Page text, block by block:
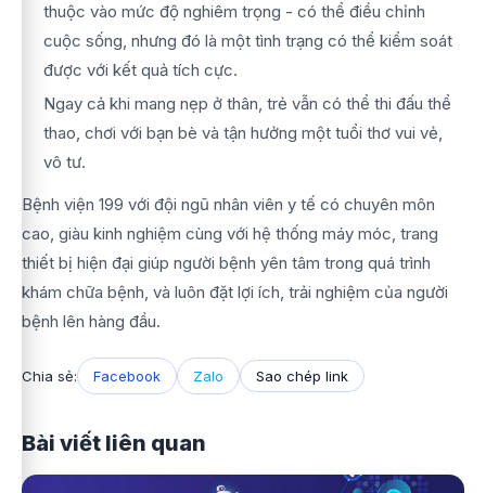
thuộc vào mức độ nghiêm trọng - có thể điều chỉnh
cuộc sống, nhưng đó là một tình trạng có thể kiểm soát
được với kết quả tích cực.
Ngay cả khi mang nẹp ở thân, trẻ vẫn có thể thi đấu thể
thao, chơi với bạn bè và tận hưởng một tuổi thơ vui vẻ,
vô tư.
Bệnh viện 199 với đội ngũ nhân viên y tế có chuyên môn
cao, giàu kinh nghiệm cùng với hệ thống máy móc, trang
thiết bị hiện đại giúp người bệnh yên tâm trong quá trình
khám chữa bệnh, và luôn đặt lợi ích, trải nghiệm của người
bệnh lên hàng đầu.
Chia sẻ: Facebook Zalo Sao chép link
Bài viết liên quan